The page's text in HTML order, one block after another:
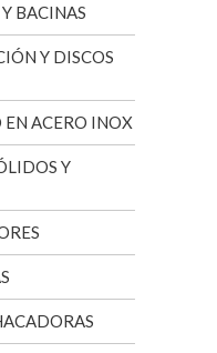
BACINAS
Y DISCOS
ACERO INOX
Y